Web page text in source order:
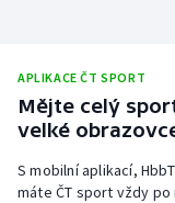
Parasport
Plavání
Plážový volejbal
APLIKACE ČT SPORT
Mějte celý
velké
S mobilní aplikací,
máte ČT sport vždy